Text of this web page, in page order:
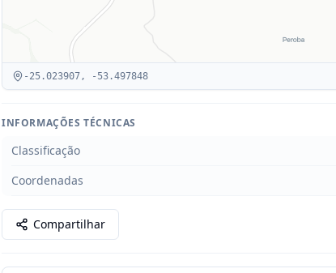
-25.023907, -53.497848
INFORMAÇÕES TÉCNICAS
Classificação
Coordenadas
Compartilhar